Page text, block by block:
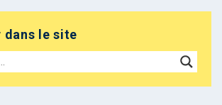
dans le site